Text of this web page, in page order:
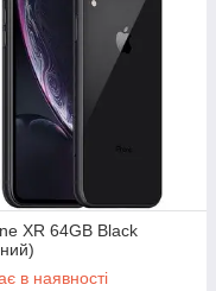
XR 64GB Black
в наявності